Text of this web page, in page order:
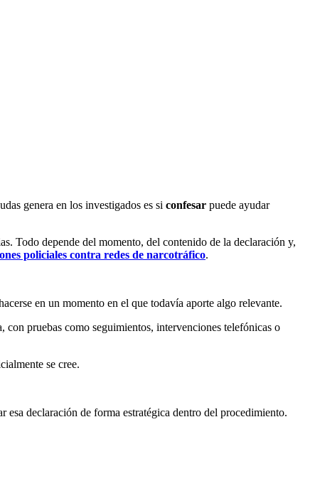
genera en los investigados es si confesar puede ayudar
Todo depende del momento, del contenido de la declaración y,
policiales contra redes de narcotráfico.
en un momento en el que todavía aporte algo relevante.
con pruebas como seguimientos, intervenciones telefónicas o
se cree.
declaración de forma estratégica dentro del procedimiento.